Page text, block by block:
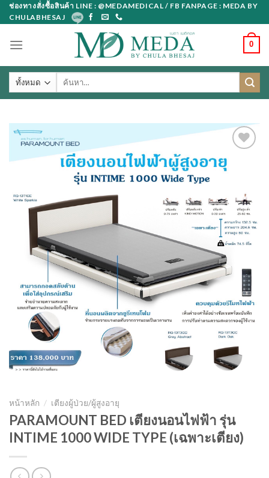
Skip
to
ช่องทางสั่งซื้อสินค้า LINE : @MEDAMEDICAL / FB FANPAGE : MEDA BY
CHULABHESAJ
0
ค้นหา:
หน้าหลัก / เตียงผู้ป่วย/ผู้สูงอายุ
PARAMOUNT BED เตียงนอนไฟฟ้า รุ่น
INTIME 1000 WIDE TYPE (เฉพาะเตียง)